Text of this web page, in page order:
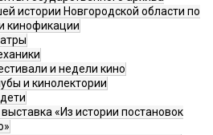
истории Новгородской области по
кинофикации
и недели кино
и кинолектории
«Из истории постановок